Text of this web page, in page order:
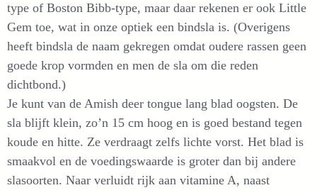
type of Boston Bibb-type, maar daar rekenen er ook Little
Gem toe, wat in onze optiek een bindsla is. (Overigens
heeft bindsla de naam gekregen omdat oudere rassen geen
goede krop vormden en men de sla om die reden
dichtbond.)
Je kunt van de Amish deer tongue lang blad oogsten. De
sla blijft klein, zo’n 15 cm hoog en is goed bestand tegen
koude en hitte. Ze verdraagt zelfs lichte vorst. Het blad is
smaakvol en de voedingswaarde is groter dan bij andere
slasoorten. Naar verluidt rijk aan vitamine A, naast